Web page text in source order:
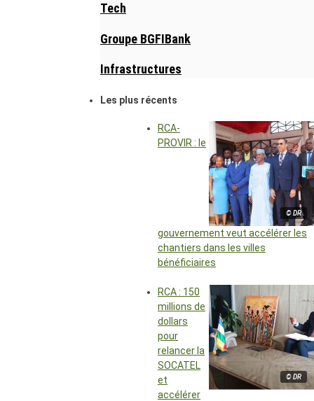
Tech
Groupe BGFIBank
Infrastructures
Les plus récents
© DR
RCA-
PROVIR : le
gouvernement veut accélérer les
chantiers dans les villes
bénéficiaires
© DR
RCA : 150
millions de
dollars
pour
relancer la
SOCATEL
et
accélérer